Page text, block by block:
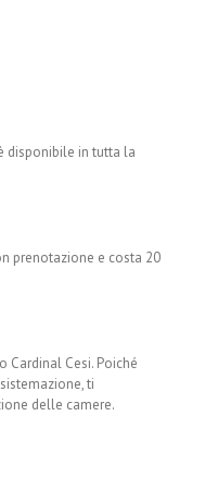
disponibile in tutta la
prenotazione e costa 20
Cardinal Cesi. Poiché
ti
delle camere.